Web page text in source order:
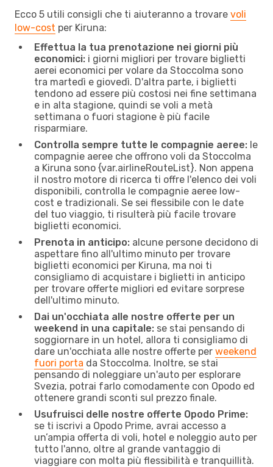
Ecco 5 utili consigli che ti aiuteranno a trovare voli
low-cost per Kiruna:
Effettua la tua prenotazione nei giorni più
economici: i giorni migliori per trovare biglietti
aerei economici per volare da Stoccolma sono
tra martedì e giovedì. D'altra parte, i biglietti
tendono ad essere più costosi nei fine settimana
e in alta stagione, quindi se voli a metà
settimana o fuori stagione è più facile
risparmiare.
Controlla sempre tutte le compagnie aeree: le
compagnie aeree che offrono voli da Stoccolma
a Kiruna sono {​var.airlineRouteList}. Non appena
il nostro motore di ricerca ti offre l'elenco dei voli
disponibili, controlla le compagnie aeree low-
cost e tradizionali. Se sei flessibile con le date
del tuo viaggio, ti risulterà più facile trovare
biglietti economici.
Prenota in anticipo: alcune persone decidono di
aspettare fino all'ultimo minuto per trovare
biglietti economici per Kiruna, ma noi ti
consigliamo di acquistare i biglietti in anticipo
per trovare offerte migliori ed evitare sorprese
dell'ultimo minuto.
Dai un'occhiata alle nostre offerte per un
weekend in una capitale: se stai pensando di
soggiornare in un hotel, allora ti consigliamo di
dare un'occhiata alle nostre offerte per weekend
fuori porta da Stoccolma. Inoltre, se stai
pensando di noleggiare un'auto per esplorare
Svezia, potrai farlo comodamente con Opodo ed
ottenere grandi sconti sul prezzo finale.
Usufruisci delle nostre offerte Opodo Prime:
se ti iscrivi a Opodo Prime, avrai accesso a
un’ampia offerta di voli, hotel e noleggio auto per
tutto l'anno, oltre al grande vantaggio di
viaggiare con molta più flessibilità e tranquillità.